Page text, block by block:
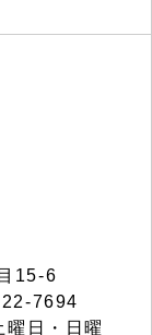
15-6
7694
日・日曜